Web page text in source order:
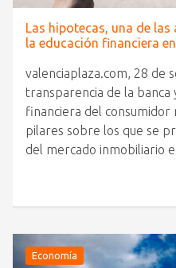
Las hipotecas, una de
la educación financiera
valenciaplaza.com, 28 de
transparencia de la banca
financiera del consumidor
pilares sobre los que se
del mercado inmobiliario
Economía